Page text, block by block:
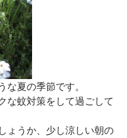
な夏の季節です。
な蚊対策をして過ごして
ょうか、少し涼しい朝の